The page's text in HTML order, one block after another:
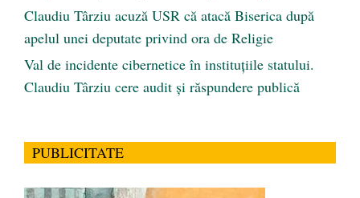
Claudiu Târziu acuză USR că atacă Biserica după
apelul unei deputate privind ora de Religie
Val de incidente cibernetice în instituțiile statului.
Claudiu Târziu cere audit și răspundere publică
PUBLICITATE